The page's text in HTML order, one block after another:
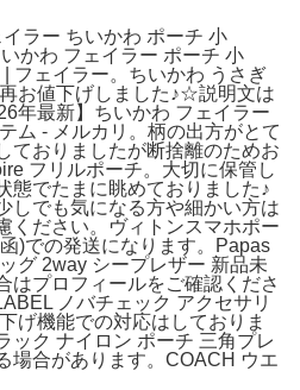
ラー ちいかわ ポーチ 小
かわ フェイラー ポーチ 小
フェイラー。ちいかわ うさぎ
お値下げしました♪☆説明文は
年最新】ちいかわ フェイラー
ム - メルカリ。柄の出方がとて
ておりましたが断捨離のためお
フリルポーチ。大切に保管し
態でたまに眺めておりました♪
しでも気になる方や細かい方は
ください。ヴィトンスマホポー
)での発送になります。Papas
グ 2way シープレザー 新品未
はプロフィールをご確認くださ
ノバチェック アクセサリ
げ機能での対応はしておりま
ック ナイロン ポーチ 三角プレ
場合があります。COACH ウエ